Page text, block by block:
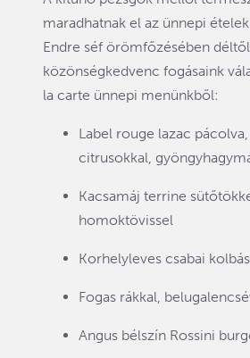
maradhatnak el az ünnepi
Endre séf örömfőzésében
közönségkedvenc fogásaink
la carte ünnepi menünkből:
Label rouge lazac
citrusokkal,
Kacsamáj terrine
homoktövissel
Korhelyleves csabai
Fogas rákkal,
Angus bélszín Rossini